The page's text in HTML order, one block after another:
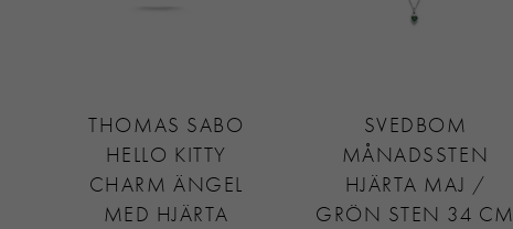
THOMAS SABO
HELLO KITTY
CHARM ÄNGEL
MED HJÄRTA
SVEDBOM
MÅNADSSTEN
HJÄRTA MAJ /
GRÖN STEN 34 CM